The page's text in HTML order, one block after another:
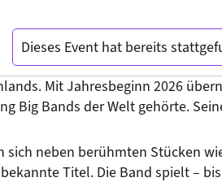
Dieses Event hat bereits
Mit Jahresbeginn 2026
Big Bands der Welt gehörte.
sich neben berühmten Stücken
Titel. Die Band spielt –